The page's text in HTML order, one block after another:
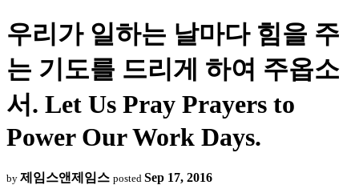
우리가 일하는 날마다 힘을 주
는 기도를 드리게 하여 주옵소
서. Let Us Pray Prayers to
Power Our Work Days.
by 제임스앤제임스 posted Sep 17, 2016